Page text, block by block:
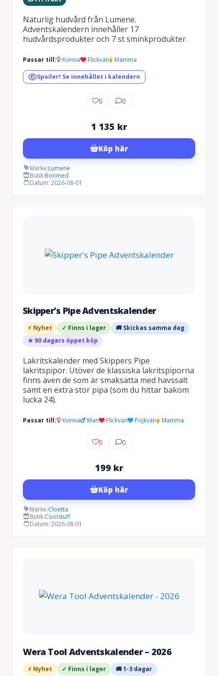
Naturlig hudvård från Lumene.
Adventskalendern innehåller 17
hudvårdsprodukter och 7 st sminkprodukter.
Passar till: Kvinna Flickvän Mamma
Spoiler! Se innehållet i kalendern
0 0
1 135 kr
Köp här
Märke:Lumene
Butik:Bonmed
Datum: 2026-08-01
Skipper’s Pipe Adventskalender
⚡ Nyhet ✓ Finns i lager
🚚 Skickas samma dag
★ 90 dagars öppet köp
Lakritskalender med Skippers Pipe
lakritspipor. Utöver de klassiska lakritspiporna
finns även de som är smaksatta med havssalt
samt en extra stor pipa (som du hittar bakom
lucka 24).
Passar till: Kvinna Man Flickvän Pojkvän Mamma
0 0
199 kr
Köp här
Märke:Cloetta
Butik:Coolstuff
Datum: 2026-08-01
Wera Tool Adventskalender – 2026
⚡ Nyhet ✓ Finns i lager 🚚 1-3 dagar